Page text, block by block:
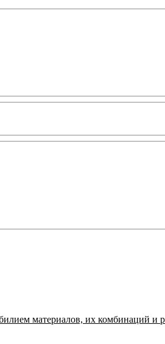
материалов, их комбинаций и